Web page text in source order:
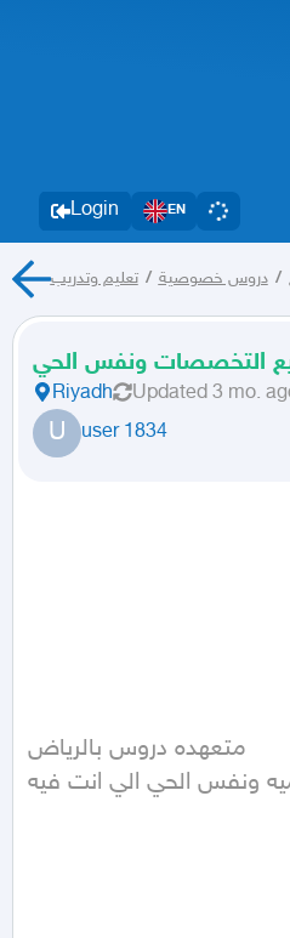
Login EN
/ دروس خصوصية / تعليم وتدريب
التخصصات ونفس الحي
Riyadh Updated 3 mo.
U user 1834
متعهده دروس بالرياض